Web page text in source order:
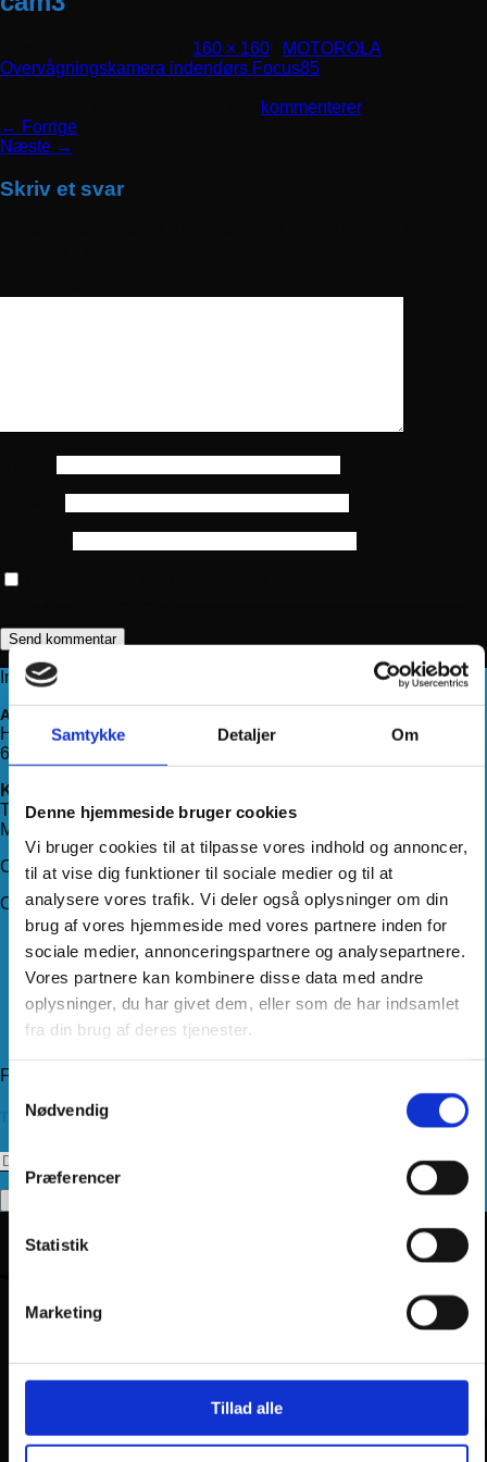
Samtykke Detaljer Om
Denne hjemmeside bruger cookies
Vi bruger cookies til at tilpasse vores indhold og annoncer,
til at vise dig funktioner til sociale medier og til at
analysere vores trafik. Vi deler også oplysninger om din
brug af vores hjemmeside med vores partnere inden for
sociale medier, annonceringspartnere og analysepartnere.
Vores partnere kan kombinere disse data med andre
oplysninger, du har givet dem, eller som de har indsamlet
fra din brug af deres tjenester.
Nødvendig
Præferencer
Statistik
Marketing
Tillad alle
160 × 160
MOTOROLA
Overvågningskamera indendørs Focus85
kommenterer.
← Forrige
Næste →
Skriv et svar
Information
Adresse
Haderslevvej 78, st.
6200 Aabenraa
Kontakt os
Telefon:71 99 75 88
Mail:
CVR: 33994680
Om Hjemmeudstyr
Om os
Handelsbetingelser
Levering
Kundeservice
Returnering
Privatlivspolitik
Følg os
Tilmeld dig vores nyhedsbrev